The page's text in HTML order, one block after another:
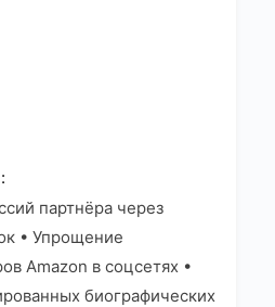
партнёра через
• Упрощение
Amazon в соцсетях •
биографических